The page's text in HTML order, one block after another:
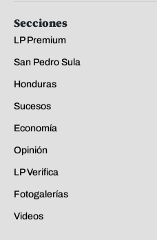
Secciones
LP Premium
San Pedro Sula
Honduras
Sucesos
Economía
Opinión
LP Verifica
Fotogalerías
Videos